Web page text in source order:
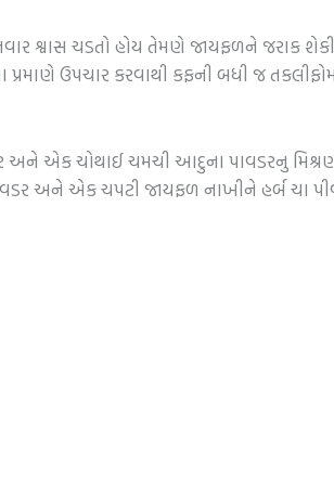
શ્વાસ ચડતો હોય તેમણે જાયફળને જરાક
ઉપચાર કરવાથી કફની બધી જ
અને એક ચોથાઈ ચમચી આદુના પાવડરનુ
અને એક ચપટી જાયફળ નાખીને હર્બ ચા